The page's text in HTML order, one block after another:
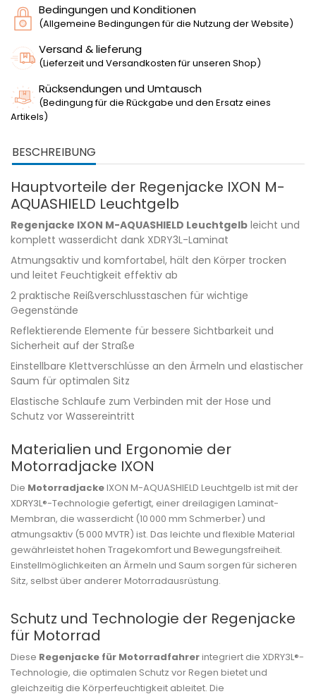
Bedingungen und Konditionen
(Allgemeine Bedingungen für die Nutzung der Website)
Versand & lieferung
(Lieferzeit und Versandkosten für unseren Shop)
Rücksendungen und Umtausch
(Bedingung für die Rückgabe und den Ersatz eines
Artikels)
BESCHREIBUNG
Hauptvorteile der Regenjacke IXON M-
AQUASHIELD Leuchtgelb
Regenjacke IXON M-AQUASHIELD Leuchtgelb leicht und
komplett wasserdicht dank XDRY3L-Laminat
Atmungsaktiv und komfortabel, hält den Körper trocken
und leitet Feuchtigkeit effektiv ab
2 praktische Reißverschlusstaschen für wichtige
Gegenstände
Reflektierende Elemente für bessere Sichtbarkeit und
Sicherheit auf der Straße
Einstellbare Klettverschlüsse an den Ärmeln und elastischer
Saum für optimalen Sitz
Elastische Schlaufe zum Verbinden mit der Hose und
Schutz vor Wassereintritt
Materialien und Ergonomie der
Motorradjacke IXON
Die MotorradjackeIXON M-AQUASHIELD Leuchtgelb ist mit der
XDRY3L®-Technologie gefertigt, einer dreilagigen Laminat-
Membran, die wasserdicht (10 000 mm Schmerber) und
atmungsaktiv (5 000 MVTR) ist. Das leichte und flexible Material
gewährleistet hohen Tragekomfort und Bewegungsfreiheit.
Einstellmöglichkeiten an Ärmeln und Saum sorgen für sicheren
Sitz, selbst über anderer Motorradausrüstung.
Schutz und Technologie der Regenjacke
für Motorrad
Diese Regenjacke für Motorradfahrerintegriert die XDRY3L®-
Technologie, die optimalen Schutz vor Regen bietet und
gleichzeitig die Körperfeuchtigkeit ableitet. Die